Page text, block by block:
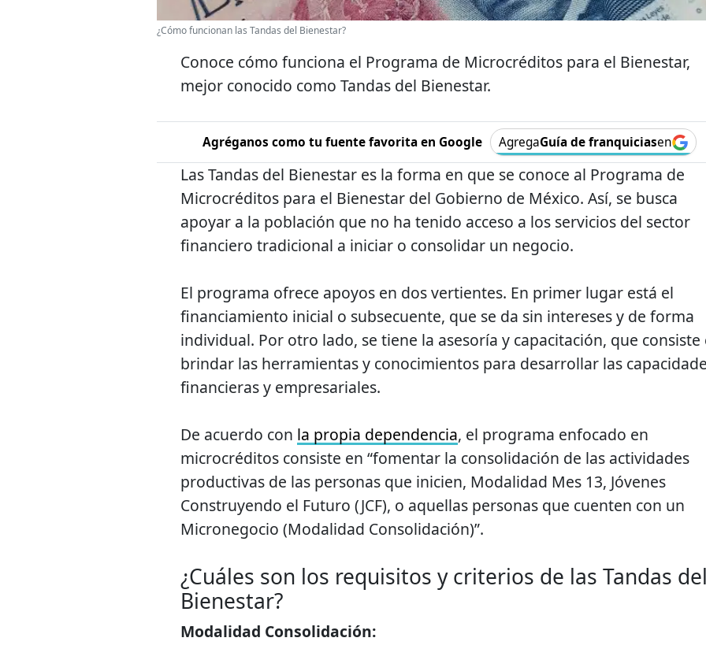
¿Cómo funcionan las Tandas del Bienestar?
Conoce cómo funciona el Programa de Microcréditos para el Bienestar,
mejor conocido como Tandas del Bienestar.
Agréganos como tu fuente favorita en Google AgregaGuía de franquiciasen
Las Tandas del Bienestar es la forma en que se conoce al Programa de
Microcréditos para el Bienestar del Gobierno de México. Así, se busca
apoyar a la población que no ha tenido acceso a los servicios del sector
financiero tradicional a iniciar o consolidar un negocio.
El programa ofrece apoyos en dos vertientes. En primer lugar está el
financiamiento inicial o subsecuente, que se da sin intereses y de forma
individual. Por otro lado, se tiene la asesoría y capacitación, que consiste
brindar las herramientas y conocimientos para desarrollar las
financieras y empresariales.
De acuerdo con la propia dependencia, el programa enfocado en
microcréditos consiste en “fomentar la consolidación de las actividades
productivas de las personas que inicien, Modalidad Mes 13, Jóvenes
Construyendo el Futuro (JCF), o aquellas personas que cuenten con un
Micronegocio (Modalidad Consolidación)”.
¿Cuáles son los requisitos y criterios de las Tandas del
Bienestar?
Modalidad Consolidación: